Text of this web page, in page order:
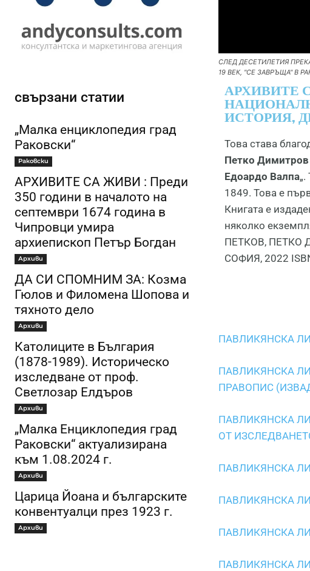
свързани статии
„Малка енциклопедия град
Раковски“
Раковски
АРХИВИТЕ СА ЖИВИ : Преди
350 години в началото на
септември 1674 година в
Чипровци умира
архиепископ Петър Богдан
Архиви
ДА СИ СПОМНИМ ЗА: Козма
Гюлов и Филомена Шопова и
тяхното дело
Архиви
Католиците в България
(1878-1989). Историческо
изследване от проф.
Светлозар Елдъров
Архиви
„Малка Енциклопедия град
Раковски“ актуализирана
към 1.08.2024 г.
Архиви
Царица Йоана и българските
конвентуалци през 1923 г.
Архиви
СЛЕД ДЕСЕТИЛЕТИЯ
19 ВЕК, "СЕ ЗАВРЪЩА" В
АРХИВИТЕ
ИСТОРИЯ,
Това става
Петко
Едоардо Валпа
1849. Това е
Книгата е
няколко
ПЕТКОВ, ПЕТКО
СОФИЯ, 2022
ПАВЛИКЯНСКА
ПАВЛИКЯНСКА
ПРАВОПИС
ПАВЛИКЯНСКА
ОТ
ПАВЛИКЯНСКА
ПАВЛИКЯНСКА
ПАВЛИКЯНСКА
ПАВЛИКЯНСКА